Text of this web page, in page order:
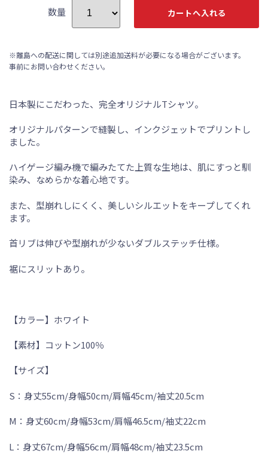
数量
※離島への配送に関しては別途追加送料が必要になる場合がございます。
事前にお問い合わせください。
日本製にこだわった、完全オリジナルTシャツ。
オリジナルパターンで縫製し、インクジェットでプリントし
ました。
ハイゲージ編み機で編みたてた上質な生地は、肌にすっと馴
染み、なめらかな着心地です。
また、型崩れしにくく、美しいシルエットをキープしてくれ
ます。
首リブは伸びや型崩れが少ないダブルステッチ仕様。
裾にスリットあり。
【カラー】ホワイト
【素材】コットン100％
【サイズ】
S：身丈55cm/身幅50cm/肩幅45cm/袖丈20.5cm
M：身丈60cm/身幅53cm/肩幅46.5cm/袖丈22cm
L：身丈67cm/身幅56cm/肩幅48cm/袖丈23.5cm